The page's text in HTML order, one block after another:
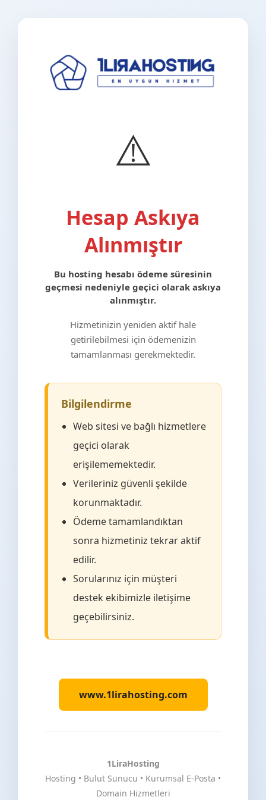
⚠️
Hesap Askıya
Alınmıştır
Bu hosting hesabı ödeme süresinin
geçmesi nedeniyle geçici olarak askıya
alınmıştır.
Hizmetinizin yeniden aktif hale
getirilebilmesi için ödemenizin
tamamlanması gerekmektedir.
Bilgilendirme
Web sitesi ve bağlı hizmetlere
geçici olarak
erişilememektedir.
Verileriniz güvenli şekilde
korunmaktadır.
Ödeme tamamlandıktan
sonra hizmetiniz tekrar aktif
edilir.
Sorularınız için müşteri
destek ekibimizle iletişime
geçebilirsiniz.
www.1lirahosting.com
1LiraHosting
Hosting • Bulut Sunucu • Kurumsal E-Posta •
Domain Hizmetleri